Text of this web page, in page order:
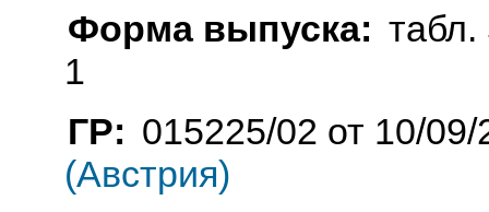
Форма выпуска: табл.
1
ГР: 015225/02 от 10/
(Австрия)